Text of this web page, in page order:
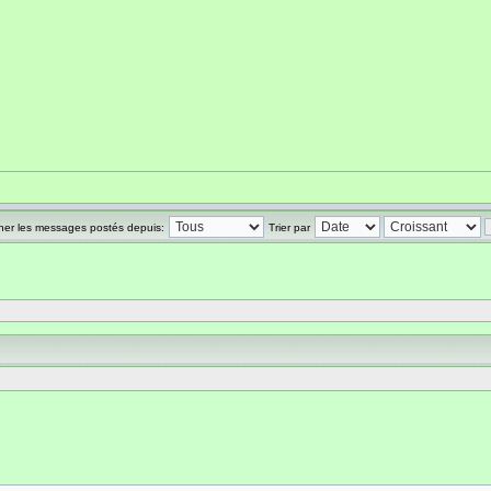
les messages postés depuis: Trier par